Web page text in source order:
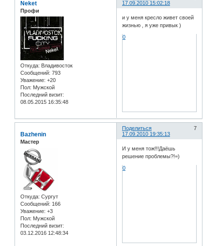
17.09.2010 15:02:18
Neket
Профи
Откуда: Владивосток
Сообщений: 793
Уважение: +20
Пол: Мужской
Последний визит:
08.05.2015 16:35:48
и у меня кресло живет своей
жизнью , я уже привык )
0
Поделиться
7
17.09.2010 19:35:13
Bazhenin
Мастер
Откуда: Сургут
Сообщений: 166
Уважение: +3
Пол: Мужской
Последний визит:
03.12.2016 12:48:34
И у меня тож!!!Даёшь
решение проблемы?!=)
0